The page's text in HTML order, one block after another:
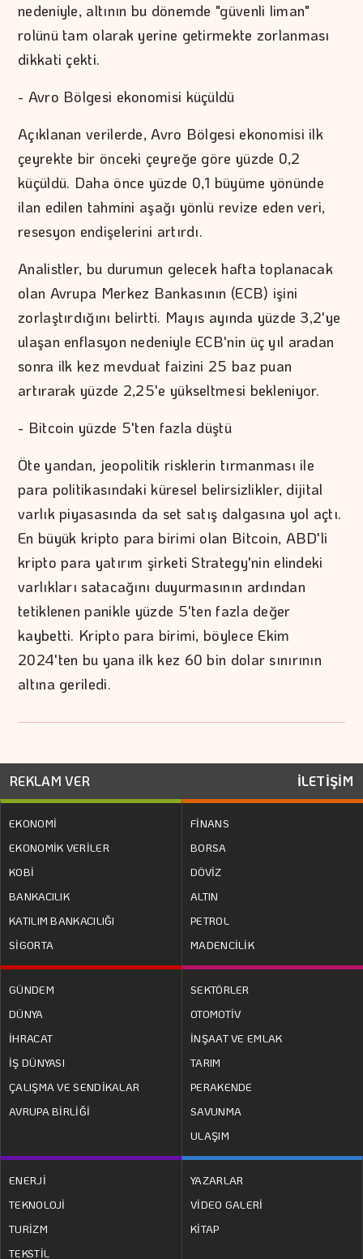
nedeniyle, altının bu dönemde "güvenli liman"
rolünü tam olarak yerine getirmekte zorlanması
dikkati çekti.
- Avro Bölgesi ekonomisi küçüldü
Açıklanan verilerde, Avro Bölgesi ekonomisi ilk
çeyrekte bir önceki çeyreğe göre yüzde 0,2
küçüldü. Daha önce yüzde 0,1 büyüme yönünde
ilan edilen tahmini aşağı yönlü revize eden veri,
resesyon endişelerini artırdı.
Analistler, bu durumun gelecek hafta toplanacak
olan Avrupa Merkez Bankasının (ECB) işini
zorlaştırdığını belirtti. Mayıs ayında yüzde 3,2'ye
ulaşan enflasyon nedeniyle ECB'nin üç yıl aradan
sonra ilk kez mevduat faizini 25 baz puan
artırarak yüzde 2,25'e yükseltmesi bekleniyor.
- Bitcoin yüzde 5'ten fazla düştü
Öte yandan, jeopolitik risklerin tırmanması ile
para politikasındaki küresel belirsizlikler, dijital
varlık piyasasında da set satış dalgasına yol açtı.
En büyük kripto para birimi olan Bitcoin, ABD'li
kripto para yatırım şirketi Strategy'nin elindeki
varlıkları satacağını duyurmasının ardından
tetiklenen panikle yüzde 5'ten fazla değer
kaybetti. Kripto para birimi, böylece Ekim
2024'ten bu yana ilk kez 60 bin dolar sınırının
altına geriledi.
REKLAM VER İLETİŞİM
EKONOMİ
EKONOMİK VERİLER
KOBİ
BANKACILIK
KATILIM BANKACILIĞI
SİGORTA
FİNANS
BORSA
DÖVİZ
ALTIN
PETROL
MADENCİLİK
GÜNDEM
DÜNYA
İHRACAT
İŞ DÜNYASI
ÇALIŞMA VE SENDİKALAR
AVRUPA BİRLİĞİ
SEKTÖRLER
OTOMOTİV
İNŞAAT VE EMLAK
TARIM
PERAKENDE
SAVUNMA
ULAŞIM
ENERJİ
TEKNOLOJİ
TURİZM
TEKSTİL
YAZARLAR
VİDEO GALERİ
KİTAP